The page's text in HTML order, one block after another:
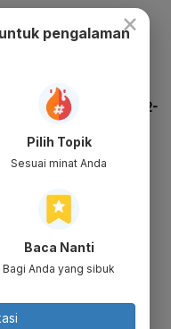
×
pengalaman
Pilih Topik
Sesuai minat Anda
Baca Nanti
Bagi Anda yang sibuk